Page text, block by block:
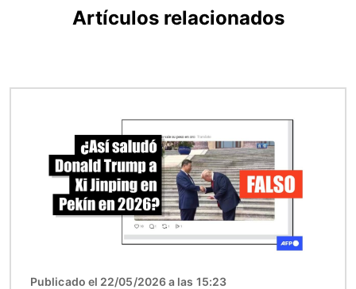
Artículos relacionados
Publicado el 22/05/2026 a las 15:23